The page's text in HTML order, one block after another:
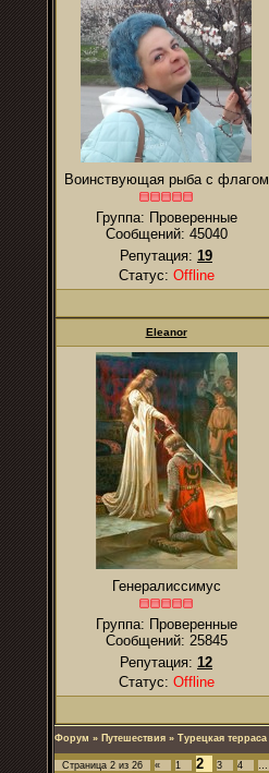
Воинствующая рыба с флагом
Группа: Проверенные
Сообщений: 45040
Репутация: 19
Статус: Offline
Eleanor
Генералиссимус
Группа: Проверенные
Сообщений: 25845
Репутация: 12
Статус: Offline
Форум » Путешествия » Турецкая терраса
Страница 2 из 26 « 1 2 3 4 …